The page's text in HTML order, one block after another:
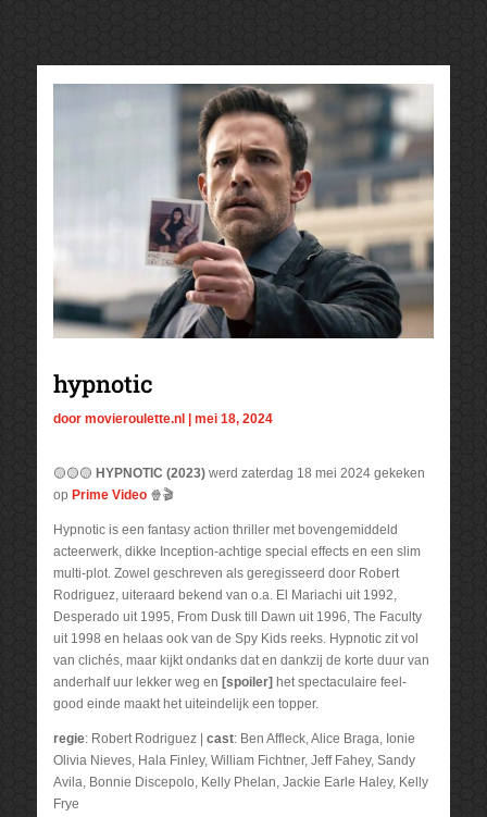
hypnotic
door movieroulette.nl| mei 18, 2024
🟡🟡🟡 HYPNOTIC (2023)werd zaterdag 18 mei 2024 gekeken
op Prime Video🍿🎬
Hypnotic is een fantasy action thriller met bovengemiddeld
acteerwerk, dikke Inception-achtige special effects en een slim
multi-plot. Zowel geschreven als geregisseerd door Robert
Rodriguez, uiteraard bekend van o.a. El Mariachi uit 1992,
Desperado uit 1995, From Dusk till Dawn uit 1996, The Faculty
uit 1998 en helaas ook van de Spy Kids reeks. Hypnotic zit vol
van clichés, maar kijkt ondanks dat en dankzij de korte duur van
anderhalf uur lekker weg en [spoiler]het spectaculaire feel-
good einde maakt het uiteindelijk een topper.
regie: Robert Rodriguez | cast: Ben Affleck, Alice Braga, Ionie
Olivia Nieves, Hala Finley, William Fichtner, Jeff Fahey, Sandy
Avila, Bonnie Discepolo, Kelly Phelan, Jackie Earle Haley, Kelly
Frye